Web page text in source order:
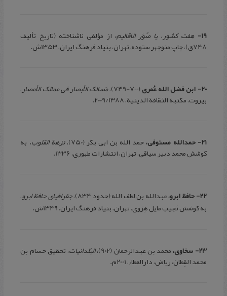
19- هفت کشور، یا صُوَر الاقالیم، از مؤلفی ناشناخته (تاریخ تألیف
748ق)، چاپ منوچهر ستوده، تهران، بنیاد فرهنگ ایران، 1353ش.
20- ابن فضل الله عُمری (700-749)، مَسالک الأبصار فی ممالک الأمصار،
بیروت، مکتبة الثقافة الدینیة، 2009/1388.
21- حمدالله مستوفی،حمد الله بن ابی بکر (750)، نزهة القلوب، به
کوشش محمد دبیر سیاقی، تهران، انتشارات طهوری، 1336.
22- حافظ ابرو، عبدالله بن لطف الله (حدود 834)، جغرافیای حافظ ابرو،
به کوشش نَجیب مایل هِرَوی، تهران، بنیاد فرهنگ ایران، 1349ش.
23- سخاوی، محمد بن عبدالرحمان (902)، البُلدانیات، تحقیق حسام بن
محمد القِطان، ریاض، دارالعطاء، 2001م.